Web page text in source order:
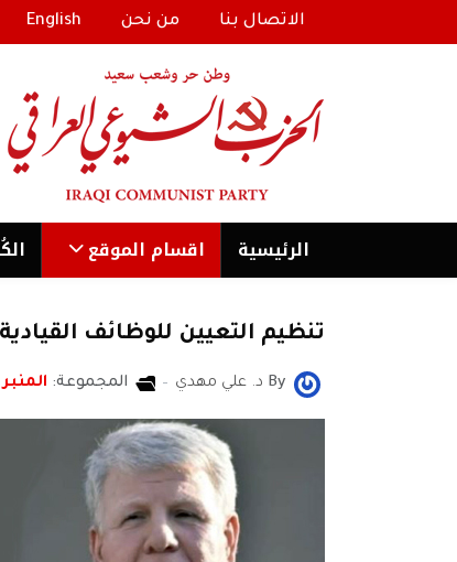
الاتصال بنا من نحن English
الرئیسية اقسام الموقع
تنظيم التعيين للوظائف القيادية
By د. علي مهدي المجموعة: